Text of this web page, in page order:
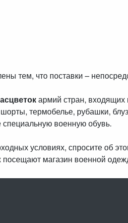
тем, что поставки –
армий стран,
термобелье, рубашки,
военную обувь.
условиях, спросите об
магазин военной